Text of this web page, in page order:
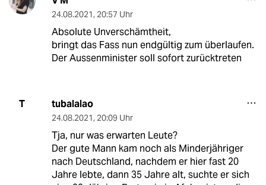
24.08.2021, 20:57 Uhr
Absolute Unverschämtheit,
bringt das Fass nun endgültig zum überlaufen.
Der Aussenminister soll sofort zurücktreten
T tubalalao
24.08.2021, 20:09 Uhr
Tja, nur was erwarten Leute?
Der gute Mann kam noch als Minderjähriger
nach Deutschland, nachdem er hier fast 20
Jahre lebte, dann 35 Jahre alt, suchte er sich